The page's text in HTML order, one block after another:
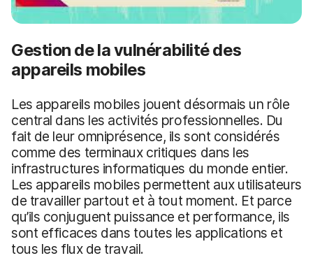
Gestion de la vulnérabilité des
appareils mobiles
Les appareils mobiles jouent désormais un rôle
central dans les activités professionnelles. Du
fait de leur omniprésence, ils sont considérés
comme des terminaux critiques dans les
infrastructures informatiques du monde entier.
Les appareils mobiles permettent aux utilisateurs
de travailler partout et à tout moment. Et parce
qu’ils conjuguent puissance et performance, ils
sont efficaces dans toutes les applications et
tous les flux de travail.